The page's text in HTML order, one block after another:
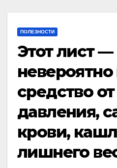
ПОЛЕЗНОСТИ
Этот лист —
средство
давления,
крови,
лишнего